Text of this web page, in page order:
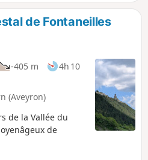
de Fontaneilles
-405 m
4h 10
(Aveyron)
de la Vallée du
de